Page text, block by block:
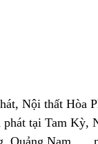
Nội thất Hòa
tại Tam Kỳ,
Quảng Nam…..